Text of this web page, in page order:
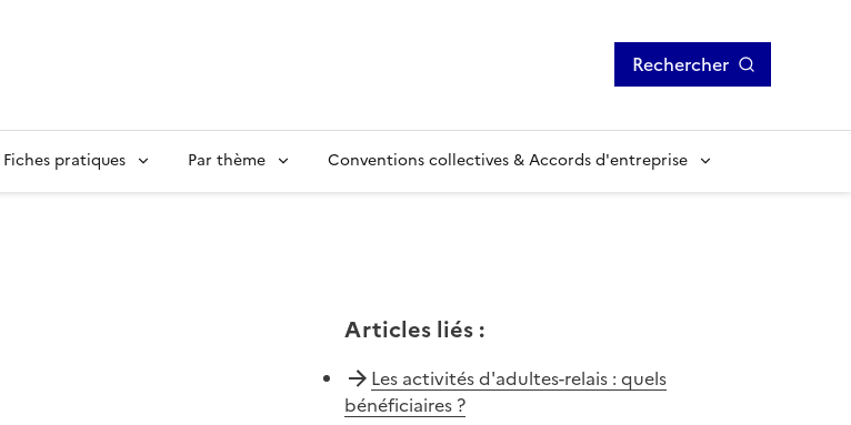
Rechercher
Fiches pratiques Par thème Conventions collectives & Accords d'entreprise
Articles liés:
Les activités d'adultes-relais : quels
bénéficiaires ?